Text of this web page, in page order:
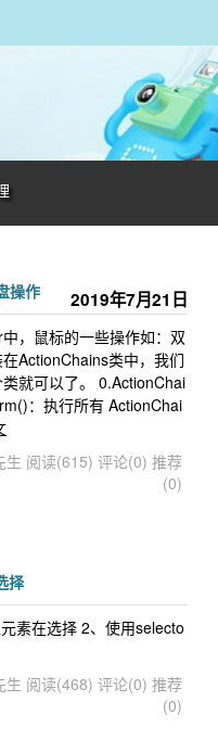
2019年7月21日
操作
，鼠标的一些操作如：双
ActionChains类中，我们
就可以了。 0.ActionChai
：执行所有 ActionChai
生 阅读(615) 评论(0) 推荐
(0)
择
素在选择 2、使用selecto
生 阅读(468) 评论(0) 推荐
(0)